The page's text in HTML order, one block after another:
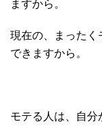
ますから。
現在の、まったく
できますから。
モテる人は、自分